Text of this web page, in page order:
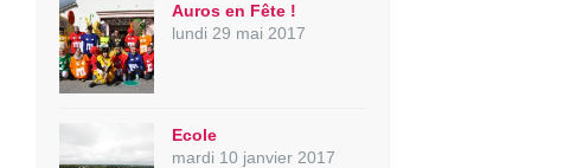
Auros en Fête !
lundi 29 mai 2017
Ecole
mardi 10 janvier 2017